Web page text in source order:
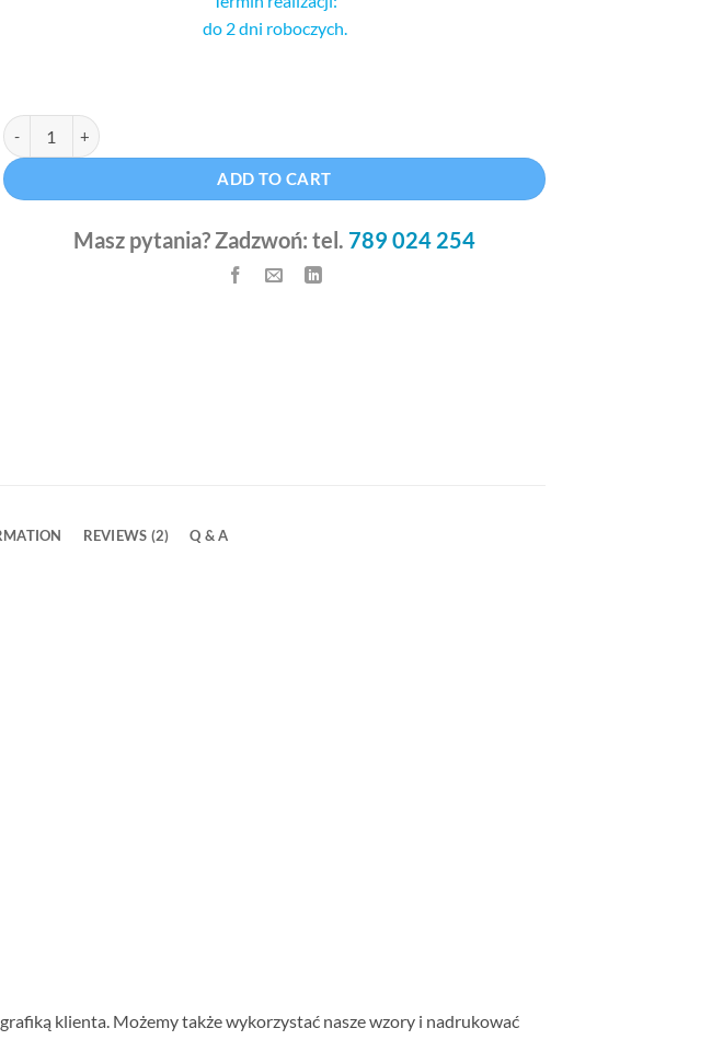
do 2 dni roboczych.
Torby prezentowe A4 quantity
ADD TO CART
Masz pytania? Zadzwoń: tel. 789 024 254
REVIEWS (2) Q & A
klienta. Możemy także wykorzystać nasze wzory i nadrukować